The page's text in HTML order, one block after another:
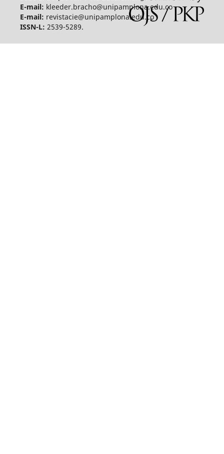
E-mail: kleeder.bracho@unipamplona.edu.co
E-mail: revistacie@unipamplona.edu.co
ISSN-L: 2539-5289.